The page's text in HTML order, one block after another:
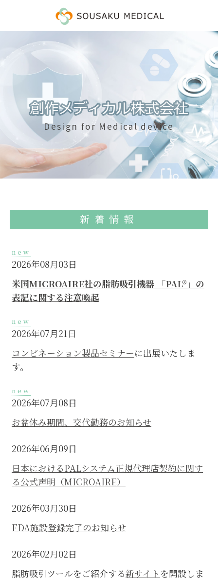
Design for Medical device
新着情報
new
2026年08月03日
米国MICROAIRE社の脂肪吸引機器 「PAL®」の
表記に関する注意喚起
new
2026年07月21日
コンビネーション製品セミナーに出展いたしま
す。
new
2026年07月08日
お盆休み期間、交代勤務のお知らせ
2026年06月09日
日本におけるPALシステム正規代理店契約に関す
る公式声明（MICROAIRE）
2026年03月30日
FDA施設登録完了のお知らせ
2026年02月02日
脂肪吸引ツールをご紹介する新サイト を開設しま